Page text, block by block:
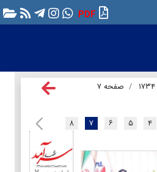
PDF
صفحه ۷
۴ ۵ ۶ ۷ ۸